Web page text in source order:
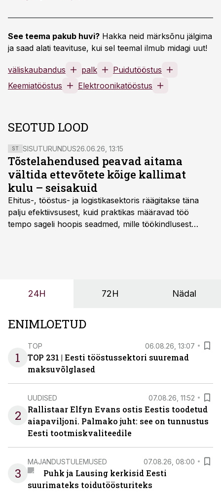
See teema pakub huvi? Hakka neid märksõnu jälgima
ja saad alati teavituse, kui sel teemal ilmub midagi uut!
väliskaubandus palk
Puidutööstus
Keemiatööstus
Elektroonikatööstus
SEOTUD LOOD
ST SISUTURUNDUS26.06.26, 13:15
Tõstelahendused peavad aitama
vältida ettevõtete kõige kallimat
kulu – seisakuid
Ehitus-, tööstus- ja logistikasektoris räägitakse täna
palju efektiivsusest, kuid praktikas määravad töö
tempo sageli hoopis seadmed, mille töökindlusest
24H 72H Nädal
ENIMLOETUD
1
TOP 06.08.26, 13:07
TOP 231 | Eesti tööstussektori suuremad
maksuvõlglased
2
UUDISED 07.08.26, 11:52
Rallistaar Elfyn Evans ostis Eestis toodetud
aiapaviljoni. Palmako juht: see on tunnustus
Eesti tootmiskvaliteedile
3
MAJANDUSTULEMUSED 07.08.26, 08:00
Puhk ja Lausing kerkisid Eesti
suurimateks toidutöösturiteks